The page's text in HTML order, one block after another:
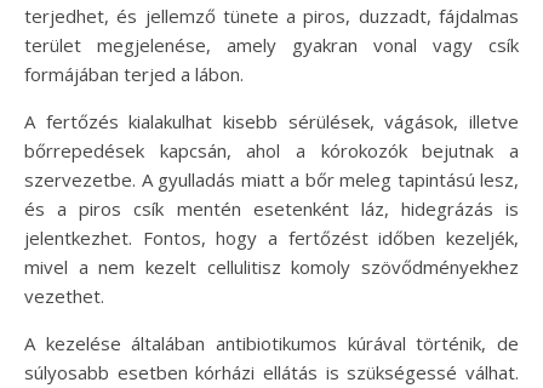
terjedhet, és jellemző tünete a piros, duzzadt, fájdalmas
terület megjelenése, amely gyakran vonal vagy csík
formájában terjed a lábon.
A fertőzés kialakulhat kisebb sérülések, vágások, illetve
bőrrepedések kapcsán, ahol a kórokozók bejutnak a
szervezetbe. A gyulladás miatt a bőr meleg tapintású lesz,
és a piros csík mentén esetenként láz, hidegrázás is
jelentkezhet. Fontos, hogy a fertőzést időben kezeljék,
mivel a nem kezelt cellulitisz komoly szövődményekhez
vezethet.
A kezelése általában antibiotikumos kúrával történik, de
súlyosabb esetben kórházi ellátás is szükségessé válhat.